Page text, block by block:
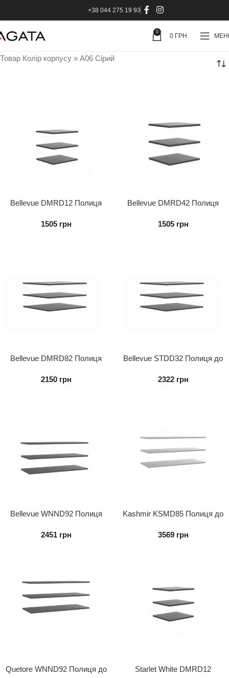
+38 044 275 19 93
0
0 ГРН
Товар Колір корпусу » A06 Сірий
Bellevue DMRD12 Полиця
1505 грн
Bellevue DMRD42 Полиця
1505 грн
Bellevue DMRD82 Полиця
2150 грн
Bellevue STDD32 Полиця до
2322 грн
Bellevue WNND92 Полиця
2451 грн
Kashmir KSMD85 Полиця до
шт.)
3569 грн
Quetore WNND92 Полиця до
Starlet White DMRD12